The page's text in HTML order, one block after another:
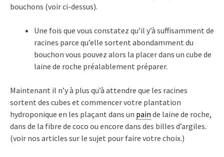
bouchons (voir ci-dessus).
Une fois que vous constatez qu’il y’à suffisamment de
racines parce qu’elle sortent abondamment du
bouchon vous pouvez alors la placer dans un cube de
laine de roche préalablement préparer.
Maintenant il n’y à plus qu’à attendre que les racines
sortent des cubes et commencer votre plantation
hydroponique en les plaçant dans un pain de laine de roche,
dans de la fibre de coco ou encore dans des billes d’argiles.
(voir nos articles sur le sujet pour faire votre choix.)